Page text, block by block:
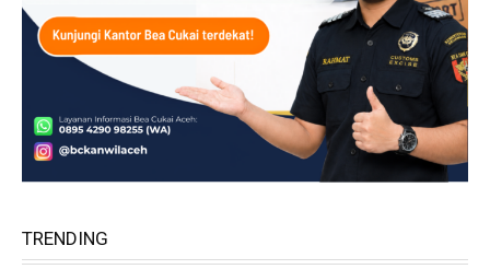
TRENDING